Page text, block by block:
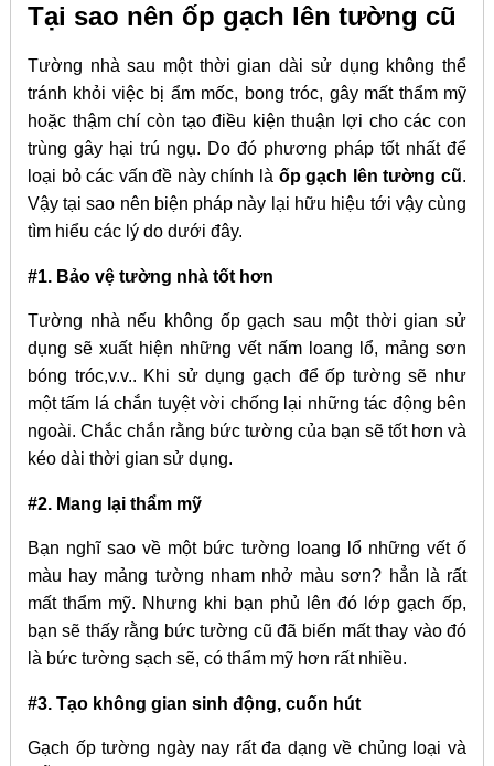
Tại sao nên ốp gạch lên tường cũ
Tường nhà sau một thời gian dài sử dụng không thể
tránh khỏi việc bị ẩm mốc, bong tróc, gây mất thẩm mỹ
hoặc thậm chí còn tạo điều kiện thuận lợi cho các con
trùng gây hại trú ngụ. Do đó phương pháp tốt nhất để
loại bỏ các vấn đề này chính là ốp gạch lên tường cũ.
Vậy tại sao nên biện pháp này lại hữu hiệu tới vậy cùng
tìm hiểu các lý do dưới đây.
#1. Bảo vệ tường nhà tốt hơn
Tường nhà nếu không ốp gạch sau một thời gian sử
dụng sẽ xuất hiện những vết nấm loang lổ, mảng sơn
bóng tróc,v.v.. Khi sử dụng gạch để ốp tường sẽ như
một tấm lá chắn tuyệt vời chống lại những tác động bên
ngoài. Chắc chắn rằng bức tường của bạn sẽ tốt hơn và
kéo dài thời gian sử dụng.
#2. Mang lại thẩm mỹ
Bạn nghĩ sao về một bức tường loang lổ những vết ố
màu hay mảng tường nham nhở màu sơn? hẳn là rất
mất thẩm mỹ. Nhưng khi bạn phủ lên đó lớp gạch ốp,
bạn sẽ thấy rằng bức tường cũ đã biến mất thay vào đó
là bức tường sạch sẽ, có thẩm mỹ hơn rất nhiều.
#3. Tạo không gian sinh động, cuốn hút
Gạch ốp tường ngày nay rất đa dạng về chủng loại và